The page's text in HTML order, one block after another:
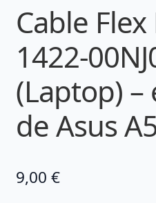
Cable
1422-
(Laptop)
de Asus
9,00 €